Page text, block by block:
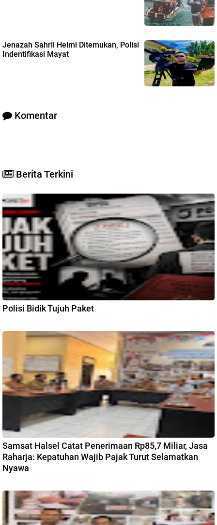
Jenazah Sahril Helmi Ditemukan, Polisi
Indentifikasi Mayat
Komentar
Berita Terkini
Polisi Bidik Tujuh Paket
Samsat Halsel Catat Penerimaan Rp85,7 Miliar, Jasa
Raharja: Kepatuhan Wajib Pajak Turut Selamatkan
Nyawa